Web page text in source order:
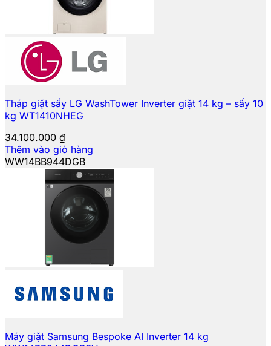
Tháp giặt sấy LG WashTower Inverter giặt 14 kg – sấy 10
kg WT1410NHEG
34.100.000 ₫
Thêm vào giỏ hàng
WW14BB944DGB
Máy giặt Samsung Bespoke AI Inverter 14 kg